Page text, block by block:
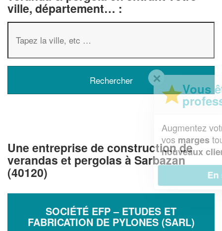
ville, département… :
Une entreprise de construction de
verandas et pergolas à Sarbazan
(40120)
SOCIÉTÉ EFP – ETUDES ET
FABRICATION DE PYLONES (SARL)
Vous êtes un
professionnel ?
chiffre d'affaireset
tout en gagnant de
nouveaux clients!